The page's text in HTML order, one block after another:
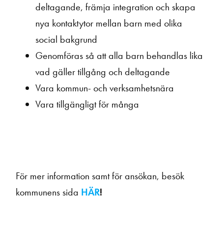
deltagande, främja integration och skapa
nya kontaktytor mellan barn med olika
social bakgrund
Genomföras så att alla barn behandlas lika
vad gäller tillgång och deltagande
Vara kommun- och verksamhetsnära
Vara tillgängligt för många
För mer information samt för ansökan, besök
kommunens sida HÄR!